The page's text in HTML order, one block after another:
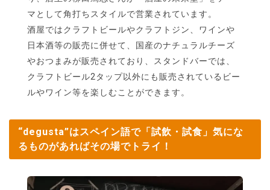
マとして角打ちスタイルで営業されています。
酒屋ではクラフトビールやクラフトジン、ワインや
日本酒等の販売に併せて、国産のナチュラルチーズ
やおつまみが販売されており、スタンドバーでは、
クラフトビール2タップ以外にも販売されているビー
ルやワイン等を楽しむことができます。
“degusta”はスペイン語で「試飲・試食」気にな
るものがあればその場でトライ！